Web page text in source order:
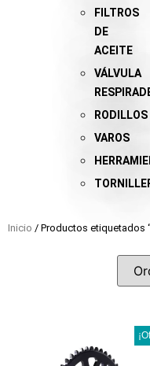
FILTROS
DE
ACEITE
VÁLVULA
RODILLOS
VAROS
Inicio / Productos etiquetados